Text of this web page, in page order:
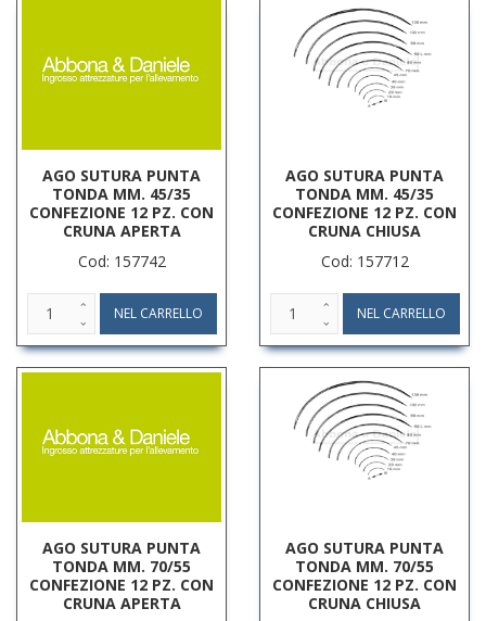
AGO SUTURA PUNTA
TONDA MM. 45/35
CONFEZIONE 12 PZ. CON
CRUNA APERTA
Cod: 157742
AGO SUTURA PUNTA
TONDA MM. 45/35
CONFEZIONE 12 PZ. CON
CRUNA CHIUSA
Cod: 157712
AGO SUTURA PUNTA
TONDA MM. 70/55
CONFEZIONE 12 PZ. CON
CRUNA APERTA
AGO SUTURA PUNTA
TONDA MM. 70/55
CONFEZIONE 12 PZ. CON
CRUNA CHIUSA